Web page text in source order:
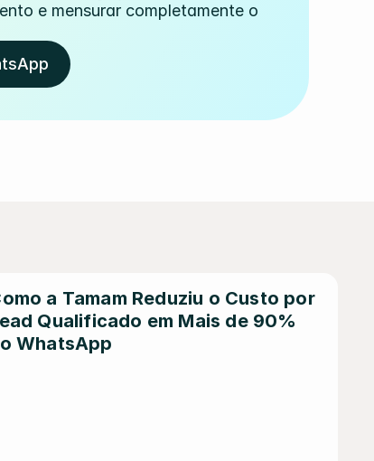
e mensurar completamente o
a Tamam Reduziu o Custo por
Qualificado em Mais de 90%
WhatsApp